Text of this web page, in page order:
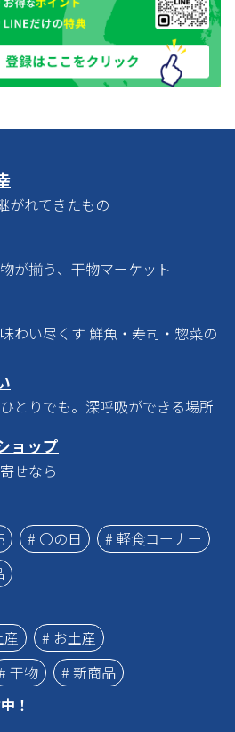
がれてきたもの
が揃う、干物マーケット
わい尽くす 鮮魚・寿司・惣菜の
とりでも。深呼吸ができる場所
ョップ
せなら
# 〇の日
# 軽食コーナー
産
# お土産
干物
# 新商品
！